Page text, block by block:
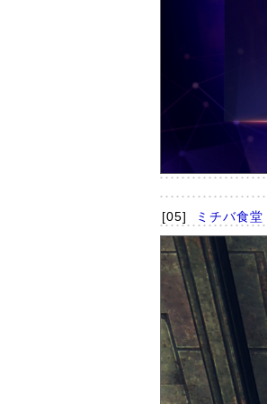
[05] ミチバ食堂